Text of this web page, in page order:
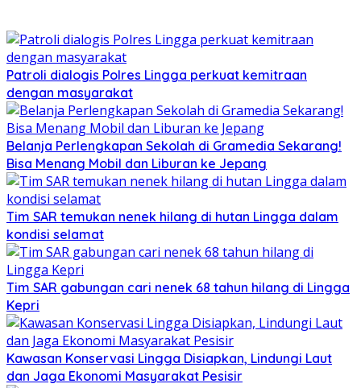
Patroli dialogis Polres Lingga perkuat kemitraan
dengan masyarakat
Belanja Perlengkapan Sekolah di Gramedia Sekarang!
Bisa Menang Mobil dan Liburan ke Jepang
Tim SAR temukan nenek hilang di hutan Lingga dalam
kondisi selamat
Tim SAR gabungan cari nenek 68 tahun hilang di Lingga
Kepri
Kawasan Konservasi Lingga Disiapkan, Lindungi Laut
dan Jaga Ekonomi Masyarakat Pesisir